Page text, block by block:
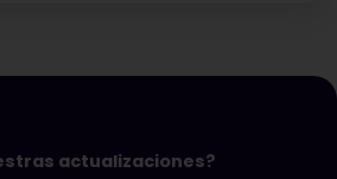
actualizaciones?